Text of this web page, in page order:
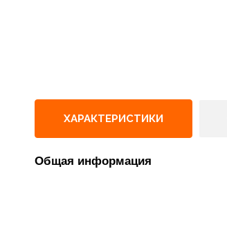
ХАРАКТЕРИСТИКИ
Общая информация